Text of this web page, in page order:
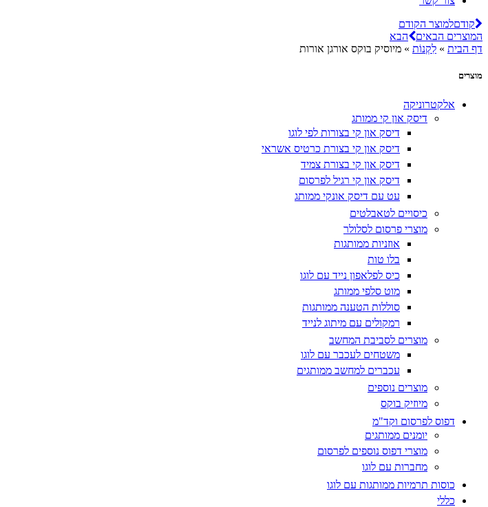
קודםלמוצר הקודם
המוצרים הבאים
הבא
דף הבית » לִקְנוֹת » מיוסיק בוקס אורגן אורות
מוצרים
אלקטרוניקה
דיסק און קי ממותג
דיסק און קי בצורות לפי לוגו
דיסק און קי בצורת כרטיס אשראי
דיסק און קי בצורת צמיד
דיסק און קי רגיל לפרסום
עט עם דיסק אונקי ממותג
כיסויים לטאבלטים
מוצרי פרסום לסלולר
אוזניות ממותגות
בלו טות
כיס לפלאפון נייד עם לוגו
מוט סלפי ממותג
סוללות הטענה ממותגות
רמקולים עם מיתוג לנייד
מוצרים לסביבת המחשב
משטחים לעכבר עם לוגו
עכברים למחשב ממותגים
מוצרים נוספים
מיוזיק בוקס
דפוס לפרסום וקד"מ
יומנים ממותגים
מוצרי דפוס נוספים לפרסום
מחברות עם לוגו
כוסות תרמיות ממותגות עם לוגו
כללי